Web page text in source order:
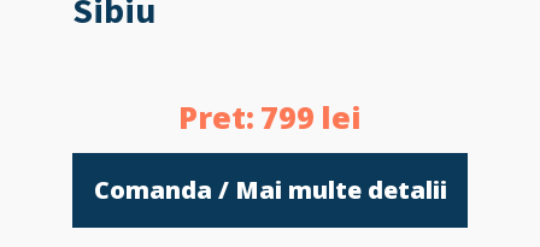
Sibiu
Pret: 799 lei
Comanda / Mai multe detalii